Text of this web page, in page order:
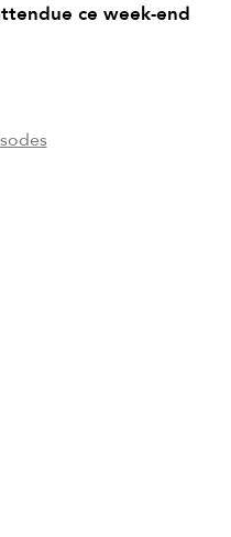
ce week-end